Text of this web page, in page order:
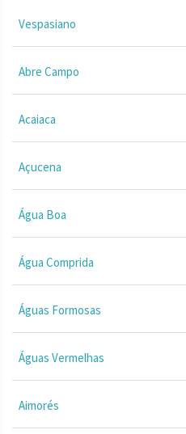
Vespasiano
Abre Campo
Acaiaca
Açucena
Água Boa
Água Comprida
Águas Formosas
Águas Vermelhas
Aimorés